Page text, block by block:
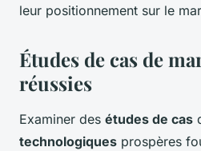
leur positionnement sur le
Études de cas de
réussies
Examiner des études de cas
technologiques prospères